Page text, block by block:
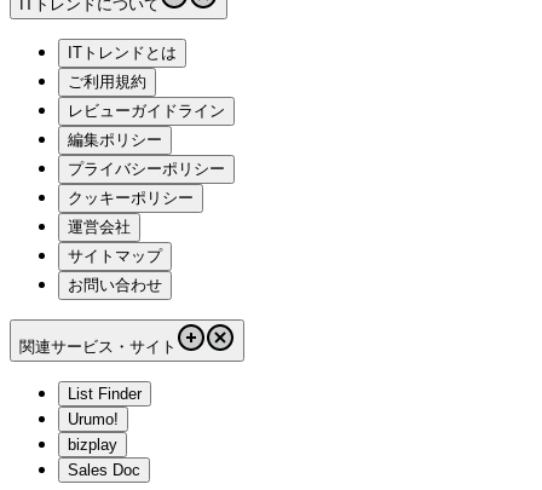
ITトレンドについて
ITトレンドとは
ご利用規約
レビューガイドライン
編集ポリシー
プライバシーポリシー
クッキーポリシー
運営会社
サイトマップ
お問い合わせ
関連サービス・サイト
List Finder
Urumo!
bizplay
Sales Doc